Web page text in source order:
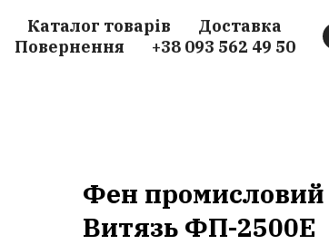
Каталог товарів
Доставка
Повернення
+38 093 562 49 50
Фен промисловий
Витязь ФП-2500Е